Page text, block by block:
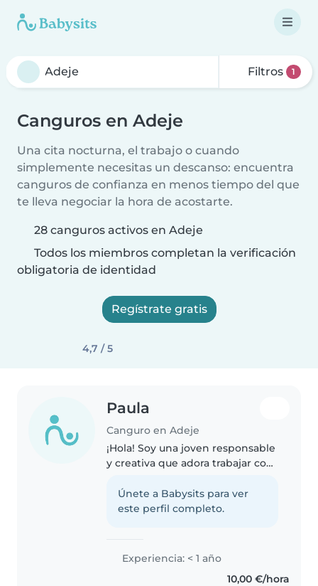
Filtros 1
Canguros en Adeje
Una cita nocturna, el trabajo o cuando
simplemente necesitas un descanso: encuentra
canguros de confianza en menos tiempo del que
te lleva negociar la hora de acostarte.
28 canguros activos en Adeje
Todos los miembros completan la verificación
obligatoria de identidad
Regístrate gratis
4,7 / 5
Paula
Canguro en Adeje
¡Hola! Soy una joven responsable
y creativa que adora trabajar con
cuidando niños en edad de
guardería y de primaria, y me
Únete a Babysits para ver
este perfil completo.
Experiencia: < 1 año
10,00 €/hora